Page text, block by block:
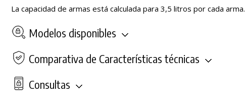
La capacidad de armas está calculada para 3,5 litros por cada arma.
Modelos disponibles
Comparativa de Características técnicas
Consultas